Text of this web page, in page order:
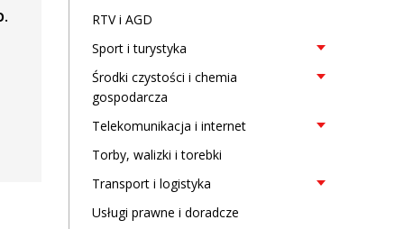
RTV i AGD
Sport i turystyka
Środki czystości i chemia
gospodarcza
Telekomunikacja i internet
Torby, walizki i torebki
Transport i logistyka
Usługi prawne i doradcze